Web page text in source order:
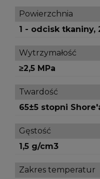
Powierzchnia
1 - odcisk tkaniny,
Wytrzymałość
≥2,5 MPa
Twardość
65±5 stopni
Gęstość
1,5 g/cm3
Zakres temperatur